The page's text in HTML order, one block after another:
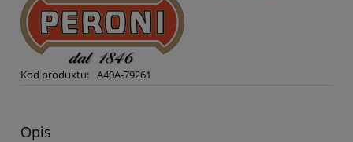
Kod produktu: A40A-79261
Opis